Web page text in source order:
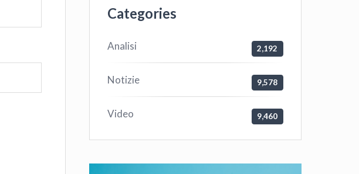
Categories
Analisi 2,192
Notizie 9,578
Video 9,460